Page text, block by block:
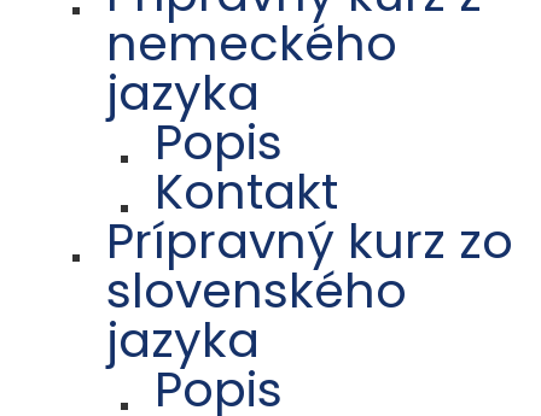
nemeckého
jazyka
Popis
Kontakt
Prípravný kurz zo
slovenského
jazyka
Popis